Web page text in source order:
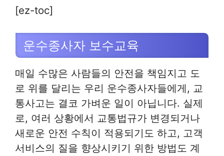
[ez-toc]
운수종사자 보수교육
매일 수많은 사람들의 안전을 책임지고 도
로 위를 달리는 우리 운수종사자들에게, 교
통사고는 결코 가벼운 일이 아닙니다. 실제
로, 여러 상황에서 교통법규가 변경되거나
새로운 안전 수칙이 적용되기도 하고, 고객
서비스의 질을 향상시키기 위한 방법도 계